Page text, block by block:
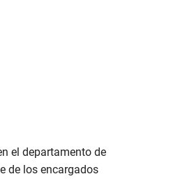
el departamento de
de los encargados